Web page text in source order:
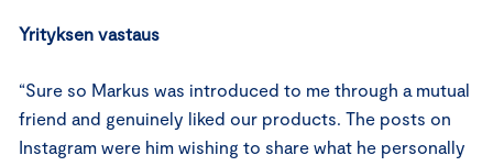
Yrityksen vastaus
“Sure so Markus was introduced to me through a mutual
friend and genuinely liked our products. The posts on
Instagram were him wishing to share what he personally